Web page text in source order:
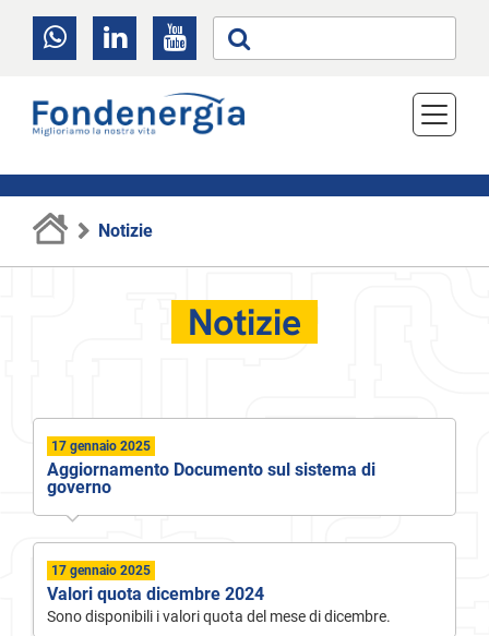
Notizie
Notizie
17 gennaio 2025
Aggiornamento Documento sul sistema di
governo
17 gennaio 2025
Valori quota dicembre 2024
Sono disponibili i valori quota del mese di dicembre.